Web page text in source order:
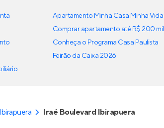
Apartamento Minha Casa Minha Vida
Comprar apartamento até R$ 200 mil
Conheça o Programa Casa Paulista
Feirão da Caixa 2026
Ibirapuera Iraé Boulevard Ibirapuera